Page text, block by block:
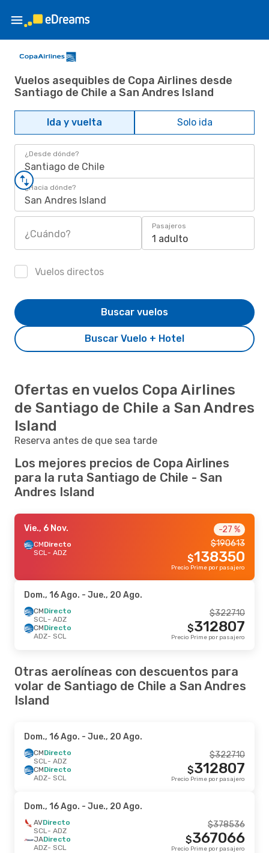
Vuelos asequibles de Copa Airlines desde
Santiago de Chile a San Andres Island
Ida y vuelta Solo ida
¿Desde dónde?
Santiago de Chile
¿Hacia dónde?
San Andres Island
¿Cuándo?
Pasajeros
1 adulto
Vuelos directos
Buscar Vuelo + Hotel
Buscar vuelos
Ofertas en vuelos Copa Airlines
de Santiago de Chile a San Andres
Island
Reserva antes de que sea tarde
Los mejores precios de Copa Airlines
para la ruta Santiago de Chile - San
Andres Island
Vie., 6 Nov.
CMDirecto
SCL- ADZ
-27 %
190613
$
138350
$
Precio Prime por pasajero
Dom., 16 Ago. - Jue., 20 Ago.
CMDirecto
SCL- ADZ
CMDirecto
ADZ- SCL
322710
$
312807
$
Precio Prime por pasajero
Otras aerolíneas con descuentos para
volar de Santiago de Chile a San Andres
Island
Dom., 16 Ago. - Jue., 20 Ago.
CMDirecto
SCL- ADZ
CMDirecto
ADZ- SCL
322710
$
312807
$
Precio Prime por pasajero
Dom., 16 Ago. - Jue., 20 Ago.
AVDirecto
SCL- ADZ
JADirecto
ADZ- SCL
378536
$
367066
$
Precio Prime por pasajero